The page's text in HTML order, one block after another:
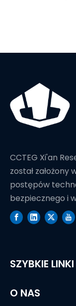
CCTEG Xi'an
został założony
postępów
bezpiecznego i
SZYBKIE LINKI
O NAS